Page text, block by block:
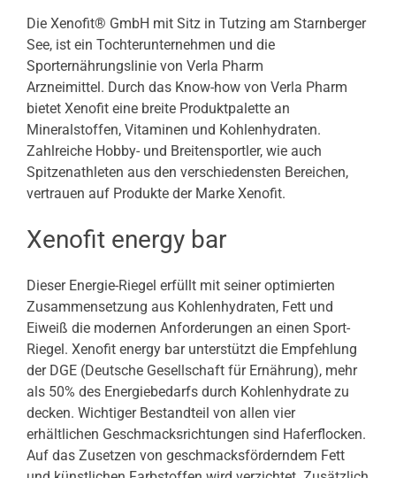
Die Xenofit® GmbH mit Sitz in Tutzing am Starnberger
See, ist ein Tochterunternehmen und die
Sporternährungslinie von Verla Pharm
Arzneimittel. Durch das Know-how von Verla Pharm
bietet Xenofit eine breite Produktpalette an
Mineralstoffen, Vitaminen und Kohlenhydraten.
Zahlreiche Hobby- und Breitensportler, wie auch
Spitzenathleten aus den verschiedensten Bereichen,
vertrauen auf Produkte der Marke Xenofit.
Xenofit energy bar
Dieser Energie-Riegel erfüllt mit seiner optimierten
Zusammensetzung aus Kohlenhydraten, Fett und
Eiweiß die modernen Anforderungen an einen Sport-
Riegel. Xenofit energy bar unterstützt die Empfehlung
der DGE (Deutsche Gesellschaft für Ernährung), mehr
als 50% des Energiebedarfs durch Kohlenhydrate zu
decken. Wichtiger Bestandteil von allen vier
erhältlichen Geschmacksrichtungen sind Haferflocken.
Auf das Zusetzen von geschmacksförderndem Fett